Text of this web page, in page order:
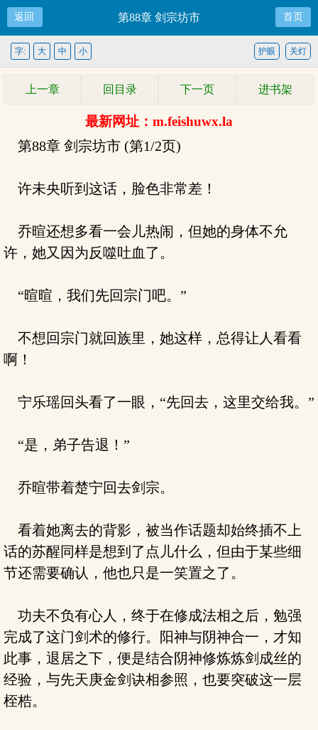
返回 第88章 剑宗坊市 首页
关灯
护眼
字: 大 中 小
上一章 回目录 下一页 进书架
最新网址：m.feishuwx.la
第88章 剑宗坊市 (第1/2页)
许未央听到这话，脸色非常差！
乔暄还想多看一会儿热闹，但她的身体不允
许，她又因为反噬吐血了。
“暄暄，我们先回宗门吧。”
不想回宗门就回族里，她这样，总得让人看看
啊！
宁乐瑶回头看了一眼，“先回去，这里交给我。”
“是，弟子告退！”
乔暄带着楚宁回去剑宗。
看着她离去的背影，被当作话题却始终插不上
话的苏醒同样是想到了点儿什么，但由于某些细
节还需要确认，他也只是一笑置之了。
功夫不负有心人，终于在修成法相之后，勉强
完成了这门剑术的修行。阳神与阴神合一，才知
此事，退居之下，便是结合阴神修炼炼剑成丝的
经验，与先天庚金剑诀相参照，也要突破这一层
桎梏。